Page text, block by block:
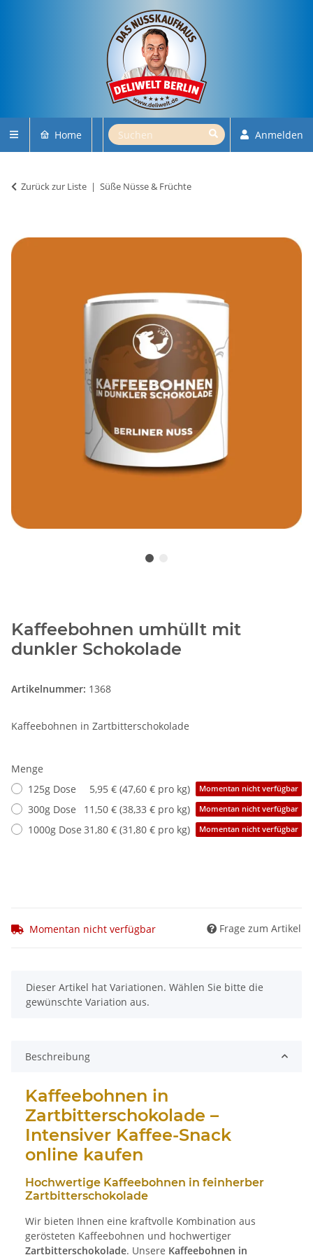
Home Anmelden
Zurück zur Liste Süße Nüsse & Früchte
Kaffeebohnen umhüllt mit
dunkler Schokolade
Artikelnummer: 1368
Kaffeebohnen in Zartbitterschokolade
Menge
125g Dose
5,95 € (47,60 € pro kg) Momentan nicht verfügbar
300g Dose 11,50 € (38,33 € pro kg) Momentan nicht verfügbar
1000g Dose 31,80 € (31,80 € pro kg) Momentan nicht verfügbar
Momentan nicht verfügbar Frage zum Artikel
x
Dieser Artikel hat Variationen. Wählen Sie bitte die
gewünschte Variation aus.
Beschreibung
Kaffeebohnen in
Zartbitterschokolade –
Intensiver Kaffee-Snack
online kaufen
Hochwertige Kaffeebohnen in feinherber
Zartbitterschokolade
Wir bieten Ihnen eine kraftvolle Kombination aus
gerösteten Kaffeebohnen und hochwertiger
Zartbitterschokolade. Unsere Kaffeebohnen in